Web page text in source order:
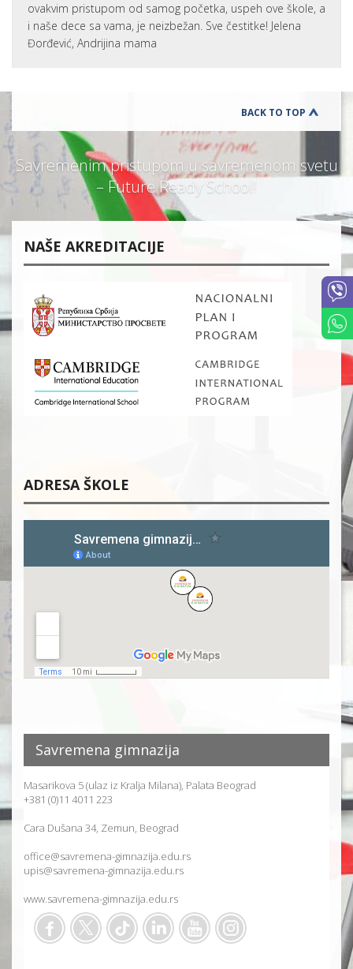
ovakvim pristupom od samog početka, uspeh ove škole, a
i naše dece sa vama, je neizbežan. Sve čestitke! Jelena
Đorđević, Andrijina mama
BACK TO TOP
Savremenim pristupom u savremenom svetu
– Future Ready School!
NAŠE AKREDITACIJE
ADRESA ŠKOLE
Savremena gimnazija
Masarikova 5 (ulaz iz Kralja Milana), Palata Beograd
+381 (0)11 4011 223
Cara Dušana 34, Zemun, Beograd
office@savremena-gimnazija.edu.rs
upis@savremena-gimnazija.edu.rs
www.savremena-gimnazija.edu.rs